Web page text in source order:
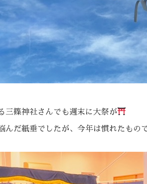
三篠神社さんでも週末に大祭が
んだ紙垂でしたが、今年は慣れたもの